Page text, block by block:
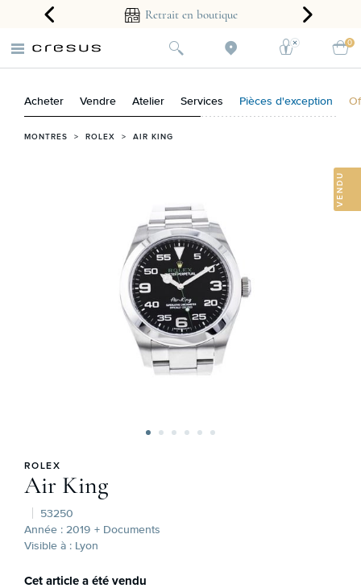
2 ans Retrait en boutique
0
Acheter Vendre Atelier Services Pièces d'exception
MONTRES > ROLEX > AIR KING
VENDU
ROLEX
Air King
53250
Année : 2019 + Documents
Visible à : Lyon
Cet article a été vendu